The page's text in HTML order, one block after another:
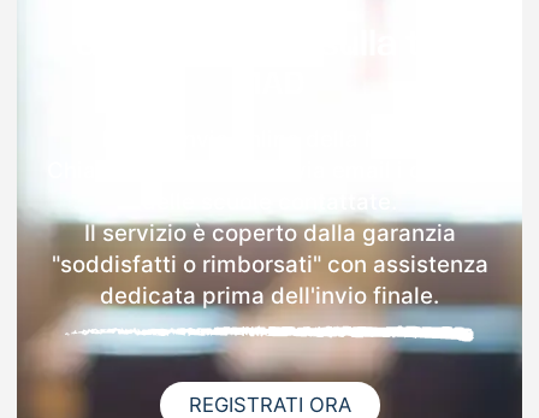
Il servizio è coperto dalla garanzia
"soddisfatti o rimborsati" con assistenza
dedicata prima dell'invio finale.
REGISTRATI ORA